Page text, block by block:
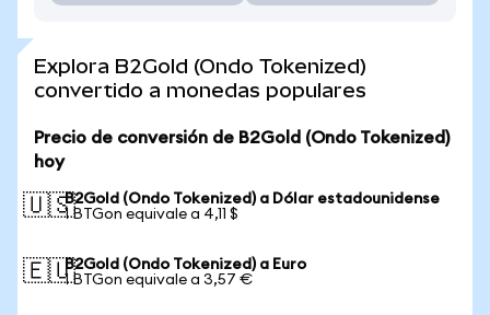
Explora B2Gold (Ondo Tokenized)
convertido a monedas populares
Precio de conversión de B2Gold (Ondo Tokenized)
hoy
🇺🇸B2Gold (Ondo Tokenized) a Dólar estadounidense
1 BTGon equivale a 4,11 $
🇪🇺B2Gold (Ondo Tokenized) a Euro
1 BTGon equivale a 3,57 €